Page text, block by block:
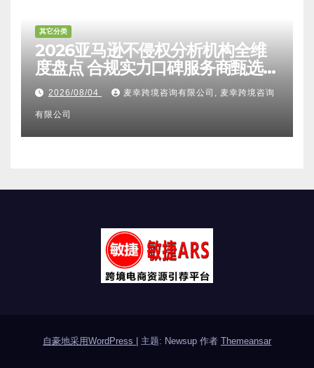
其它分类
2026亚马逊不侵权分析机构全维
度盘点 合规实力口碑服务商甄选
附跨境卖家避坑FAQ全指南
2026/08/04 麦幸跨境咨询有限公司, 麦幸跨境咨询
有限公司
自豪地采用WordPress 主题: Newsup 作者 Themeansar